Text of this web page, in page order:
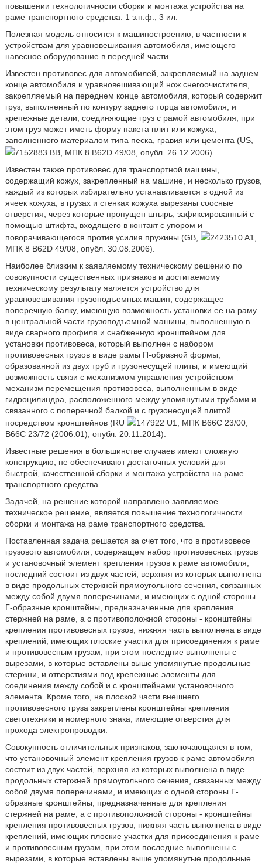
повышении технологичности сборки и монтажа устройства на
раме транспортного средства. 1 з.п.ф., 3 ил.
Полезная модель относится к машиностроению, в частности к
устройствам для уравновешивания автомобиля, имеющего
навесное оборудование в передней части.
Известен противовес для автомобилей, закрепляемый на заднем
конце автомобиля и уравновешивающий нож снегоочистителя,
закрепляемый на переднем конце автомобиля, который содержит
груз, выполненный по контуру заднего торца автомобиля, и
крепежные детали, соединяющие груз с рамой автомобиля, при
этом груз может иметь форму пакета плит или кожуха,
заполненного материалом типа песка, гравия или цемента (US,
7152883 BB, МПК 8 B62D 49/08, опубл. 26.12.2006).
Известен также противовес для транспортной машины,
содержащий кожух, закрепленный на машине, и несколько грузов,
каждый из которых избирательно устанавливается в одной из
ячеек кожуха, в грузах и стенках кожуха вырезаны соосные
отверстия, через которые пропущен штырь, зафиксированный с
помощью штифта, входящего в контакт с упором и
поворачивающегося против усилия пружины (GB,
2423510 A1,
МПК 8 B62D 49/08, опубл. 30.08.2006).
Наиболее близким к заявляемому техническому решению по
совокупности существенных признаков и достигаемому
техническому результату является устройство для
уравновешивания грузоподъемных машин, содержащее
поперечную балку, имеющую возможность установки ее на раму
в центральной части грузоподъемной машины, выполненную в
виде сварного профиля и снабженную кронштейном для
установки противовеса, который выполнен с набором
противовесных грузов в виде рамы П-образной формы,
образованной из двух труб и грузонесущей плиты, и имеющий
возможность связи с механизмом управления устройством
механизм перемещения противовеса, выполненным в виде
гидроцилиндра, расположенного между упомянутыми трубами и
связанного с поперечной балкой и с грузонесущей плитой
посредством кронштейнов (RU
147922 U1, МПК B66C 23/00,
B66C 23/72 (2006.01), опубл. 20.11.2014).
Известные решения в большинстве случаев имеют сложную
конструкцию, не обеспечивают достаточных условий для
быстрой, качественной сборки и монтажа устройства на раме
транспортного средства.
Задачей, на решение которой направлено заявляемое
техническое решение, является повышение технологичности
сборки и монтажа на раме транспортного средства.
Поставленная задача решается за счет того, что в противовесе
грузового автомобиля, содержащем набор противовесных грузов
и установочный элемент крепления грузов к раме автомобиля,
последний состоит из двух частей, верхняя из которых выполнена
в виде продольных стержней прямоугольного сечения, связанных
между собой двумя поперечинами, и имеющих с одной стороны
Г-образные кронштейны, предназначенные для крепления
стержней на раме, а с противоположной стороны - кронштейны
крепления противовесных грузов, нижняя часть выполнена в виде
креплений, имеющих плоские участки для присоединения к раме
и противовесным грузам, при этом последние выполнены с
вырезами, в которые вставлены выше упомянутые продольные
стержни, и отверстиями под крепежные элементы для
соединения между собой и с кронштейнами установочного
элемента. Кроме того, на плоской части внешнего
противовесного груза закреплены кронштейны крепления
светотехники и номерного знака, имеющие отверстия для
прохода электропроводки.
Совокупность отличительных признаков, заключающаяся в том,
что установочный элемент крепления грузов к раме автомобиля
состоит из двух частей, верхняя из которых выполнена в виде
продольных стержней прямоугольного сечения, связанных между
собой двумя поперечинами, и имеющих с одной стороны Г-
образные кронштейны, предназначенные для крепления
стержней на раме, а с противоположной стороны - кронштейны
крепления противовесных грузов, нижняя часть выполнена в виде
креплений, имеющих плоские участки для присоединения к раме
и противовесным грузам, при этом последние выполнены с
вырезами, в которые вставлены выше упомянутые продольные